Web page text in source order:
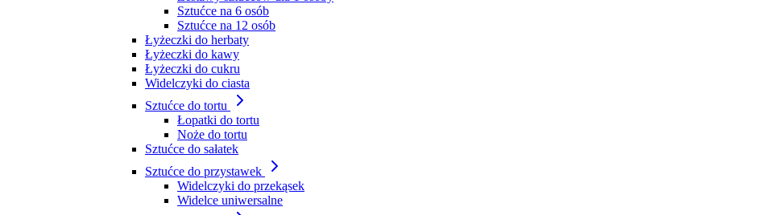
Sztućce na 6 osób
Sztućce na 12 osób
Łyżeczki do herbaty
Łyżeczki do kawy
Łyżeczki do cukru
Widelczyki do ciasta
Sztućce do tortu
Łopatki do tortu
Noże do tortu
Sztućce do sałatek
Sztućce do przystawek
Widelczyki do przekąsek
Widelce uniwersalne